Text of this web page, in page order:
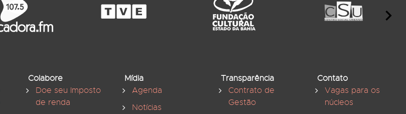
Colabore
Doe seu Imposto
de renda
Mídia
Agenda
Notícias
Transparência
Contrato de
Gestão
Contato
Vagas para os
núcleos